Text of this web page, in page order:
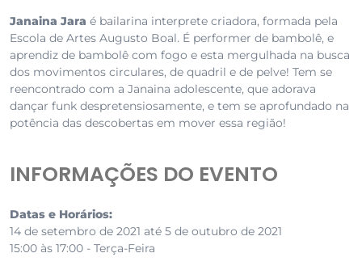
Janaina Jara é bailarina interprete criadora, formada pela
Escola de Artes Augusto Boal. É performer de bambolê, e
aprendiz de bambolê com fogo e esta mergulhada na busca
dos movimentos circulares, de quadril e de pelve! Tem se
reencontrado com a Janaina adolescente, que adorava
dançar funk despretensiosamente, e tem se aprofundado na
potência das descobertas em mover essa região!
INFORMAÇÕES DO EVENTO
Datas e Horários:
14 de setembro de 2021 até 5 de outubro de 2021
15:00 às 17:00 - Terça-Feira